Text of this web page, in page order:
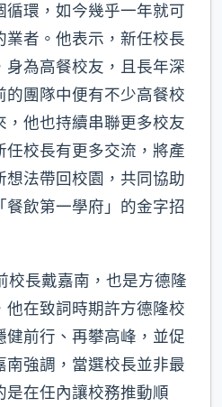
循環，如今幾乎一年就可
業者。他表示，新任校長
身為高餐校友，且長年深
的團隊中便有不少高餐校
，他也持續串聯更多校友
任校長有更多交流，將產
想法帶回校園，共同協助
餐飲第一學府」的金字招
校長戴嘉南，也是方德隆
他在致詞時期許方德隆校
健前行、再攀高峰，並促
南強調，當選校長並非最
是在任內讓校務推動順